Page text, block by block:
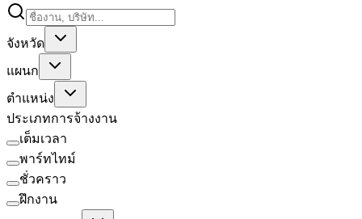
จังหวัด
แผนก
ตำแหน่ง
ประเภทการจ้างงาน
เต็มเวลา
พาร์ทไทม์
ชั่วคราว
ฝึกงาน